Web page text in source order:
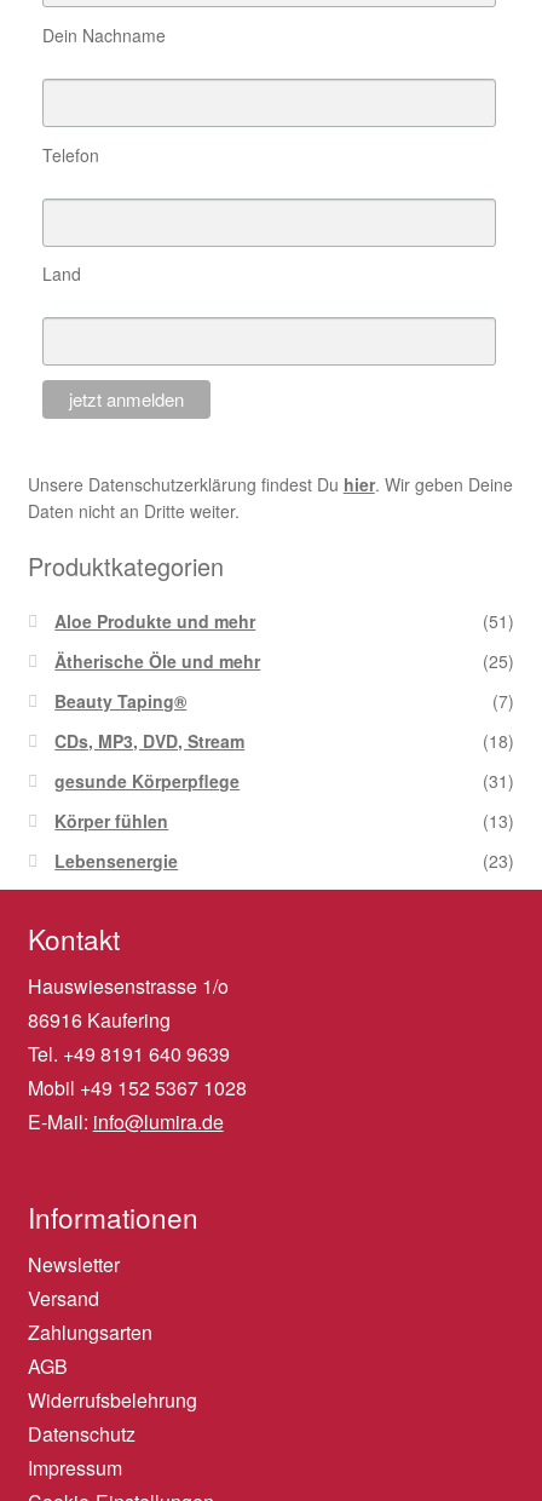
Dein Nachname
Telefon
Land
Unsere Datenschutzerklärung findest Du hier. Wir geben Deine
Daten nicht an Dritte weiter.
Produktkategorien
Aloe Produkte und mehr
(51)
Ätherische Öle und mehr
(25)
Beauty Taping®
(7)
CDs, MP3, DVD, Stream
(18)
gesunde Körperpflege
(31)
Körper fühlen
(13)
Lebensenergie
(23)
Kontakt
Hauswiesenstrasse 1/o
86916 Kaufering
Tel. +49 8191 640 9639
Mobil +49 152 5367 1028
E-Mail: info@lumira.de
Informationen
Newsletter
Versand
Zahlungsarten
AGB
Widerrufsbelehrung
Datenschutz
Impressum